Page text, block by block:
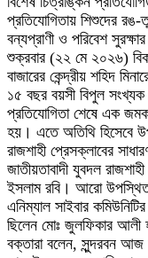
প্রতিযোগিতায় শিশুদের
বন্যপ্রাণী ও পরিবেশ
শুক্রবার (২২ মে ২০২৬)
বাজারের কেন্দ্রীয় শহিদ
১৫ বছর বয়সী বিপুল
প্রতিযোগিতা শেষে এক
হয়। এতে অতিথি হিসেবে
রাজশাহী প্রেসক্লাবের
জাতীয়তাবাদী যুবদল
ইসলাম রবি। আরো উপস্থিত
এনিম্যাল সাইবার
ছিলেন মোঃ জুলফিকার আলী
বক্তারা বলেন, সুন্দরবন আজ